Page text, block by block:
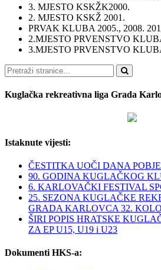
3. MJESTO KSKŽK2000.
2. MJESTO KSKŽ 2001.
PRVAK KLUBA 2005., 2008.
2.MJESTO PRVENSTVO
3.MJESTO PRVENSTVO
Pretraži
Kuglačka rekreativna liga Grada
Istaknute vijesti:
ČESTITKA UOČI DANA
90. GODINA KUGLAČKOG
6. KARLOVAČKI FESTIVAL
25. SEZONA KUGLAČKE
GRADA KARLOVCA 32. KOLO
ŠIRI POPIS HRATSKE
ZA EP U15, U19 i U23
Dokumenti HKS-a: